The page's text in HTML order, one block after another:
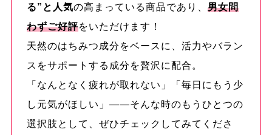
6.2.1.
使用時の注意点や保存時のポイ
6.3. ロイヤルハニーを使う際のよくある
トラブルと対策
る”と人気の高まっている商品であり、 男女問
わずご好評をいただけます！
天然のはちみつ成分をベースに、活力やバラン
スをサポートする成分を贅沢に配合。
「なんとなく疲れが取れない」「毎日にもう少
し元気がほしい」——そんな時のもうひとつの
選択肢として、ぜひチェックしてみてくださ